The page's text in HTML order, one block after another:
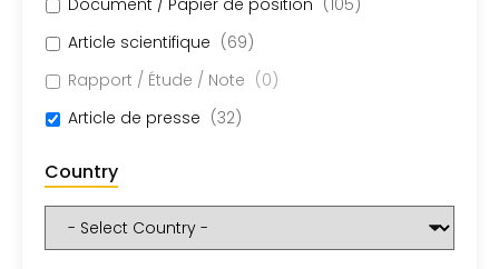
Document / Papier de position (105)
Article scientifique (69)
Rapport / Étude / Note (0)
Article de presse (32)
Country